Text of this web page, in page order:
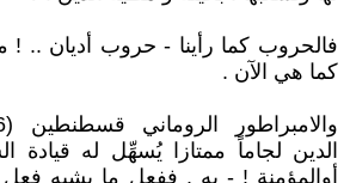
فالحروب كما رأينا - حروب أديان .. !
كما هي الآن .
الدين لجاماً ممتازا يُسهِّل له قيادة
أوالمؤمنة ! - به . ففعل ما يشبه فعل